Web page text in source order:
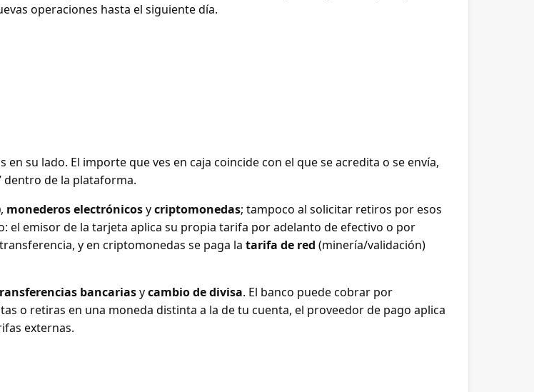
operaciones hasta el siguiente día.
su lado. El importe que ves en caja coincide con el que se acredita o se envía,
dentro de la plataforma.
, monederos electrónicosycriptomonedas; tampoco al solicitar retiros por esos
el emisor de la tarjeta aplica su propia tarifa por adelanto de efectivo o por
y en criptomonedas se paga la tarifa de red (minería/validación)
bancariasycambio de divisa. El banco puede cobrar por
o retiras en una moneda distinta a la de tu cuenta, el proveedor de pago aplica
externas.